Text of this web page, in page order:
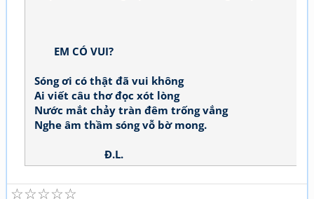
EM CÓ VUI?
Sóng ơi có thật đã vui không
Ai viết câu thơ đọc xót lòng
Nước mắt chảy tràn đêm trống vắng
Nghe âm thầm sóng vỗ bờ mong.
Đ.L.
☆
☆
☆
☆
☆